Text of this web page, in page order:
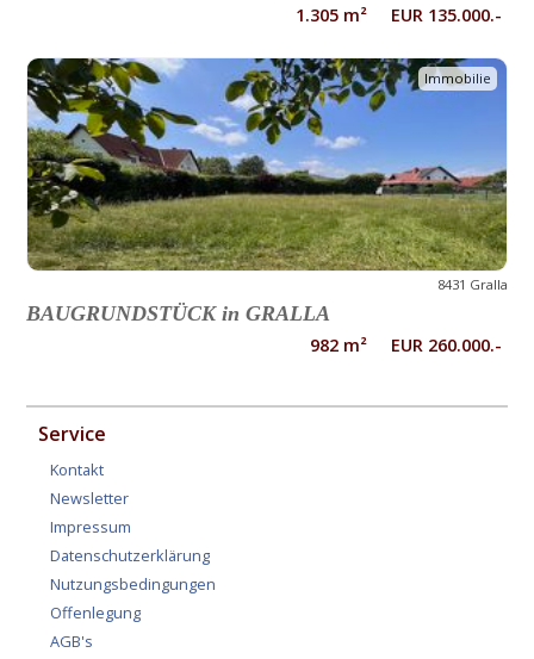
1.305 m² EUR 135.000.-
Immobilie
8431 Gralla
BAUGRUNDSTÜCK in GRALLA
982 m² EUR 260.000.-
Service
Kontakt
Newsletter
Impressum
Datenschutzerklärung
Nutzungsbedingungen
Offenlegung
AGB's